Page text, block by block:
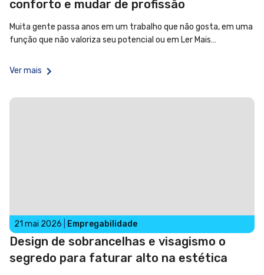
conforto e mudar de profissão
Muita gente passa anos em um trabalho que não gosta, em uma
função que não valoriza seu potencial ou em Ler Mais…
Ver mais
21 mai 2026 Empregabilidade
Design de sobrancelhas e visagismo o
segredo para faturar alto na estética